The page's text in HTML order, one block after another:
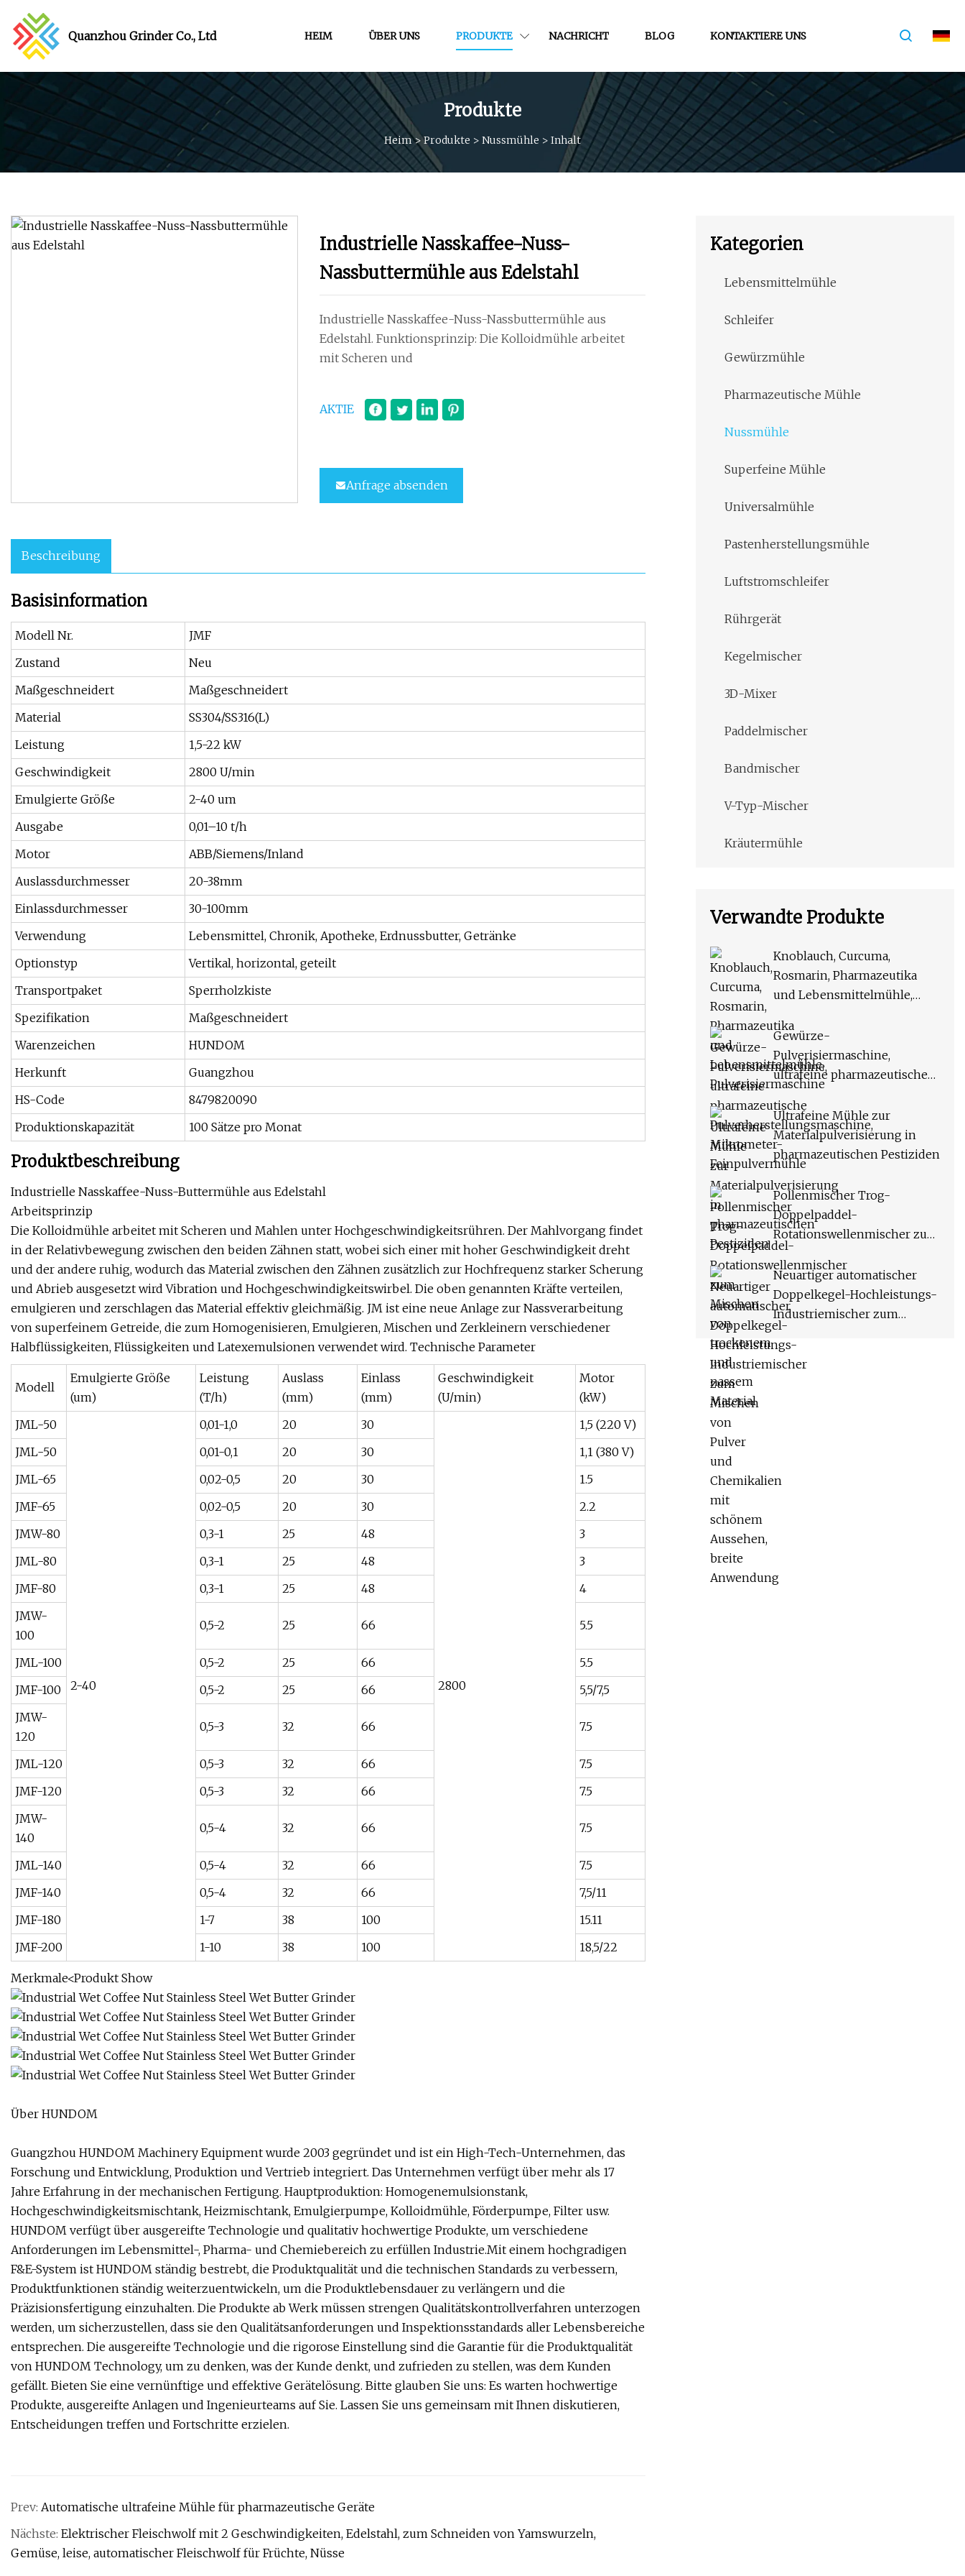
Quanzhou Grinder Co., Ltd HEIM ÜBER UNS PRODUKTE NACHRICHT BLOG KONTAKTIERE UNS
Produkte
Heim>Produkte > Nussmühle > Inhalt
Industrielle Nasskaffee-Nuss-
Nassbuttermühle aus Edelstahl
Industrielle Nasskaffee-Nuss-Nassbuttermühle aus
Edelstahl. Funktionsprinzip: Die Kolloidmühle arbeitet
mit Scheren und
AKTIE
Anfrage absenden
Beschreibung
Basisinformation
Modell Nr.
JMF
Zustand
Neu
Maßgeschneidert
Maßgeschneidert
Material
SS304/SS316(L)
Leistung
1,5-22 kW
Geschwindigkeit
2800 U/min
Emulgierte Größe
2-40 um
Ausgabe
0,01–10 t/h
Motor
ABB/Siemens/Inland
Auslassdurchmesser
20-38mm
Einlassdurchmesser
30-100mm
Verwendung
Lebensmittel, Chronik, Apotheke, Erdnussbutter, Getränke
Optionstyp
Vertikal, horizontal, geteilt
Transportpaket
Sperrholzkiste
Spezifikation
Maßgeschneidert
Warenzeichen
HUNDOM
Herkunft
Guangzhou
HS-Code
8479820090
Produktionskapazität
100 Sätze pro Monat
Produktbeschreibung
Industrielle Nasskaffee-Nuss-Buttermühle aus Edelstahl
Arbeitsprinzip
Die Kolloidmühle arbeitet mit Scheren und Mahlen unter Hochgeschwindigkeitsrühren. Der Mahlvorgang findet
in der Relativbewegung zwischen den beiden Zähnen statt, wobei sich einer mit hoher Geschwindigkeit dreht
und der andere ruhig, wodurch das Material zwischen den Zähnen zusätzlich zur Hochfrequenz starker Scherung
und Abrieb ausgesetzt wird Vibration und Hochgeschwindigkeitswirbel. Die oben genannten Kräfte verteilen,
emulgieren und zerschlagen das Material effektiv gleichmäßig. JM ist eine neue Anlage zur Nassverarbeitung
von superfeinem Getreide, die zum Homogenisieren, Emulgieren, Mischen und Zerkleinern verschiedener
Halbflüssigkeiten, Flüssigkeiten und Latexemulsionen verwendet wird. Technische Parameter
Modell
Emulgierte Größe
(um)
Leistung
(T/h)
Auslass
(mm)
Einlass
(mm)
Geschwindigkeit
(U/min)
Motor
(kW)
JML-50
2-40
0,01-1,0 20 30
2800
1,5 (220 V)
JML-50
0,01-0,1 20 30
1,1 (380 V)
JML-65
0,02-0,5 20 30
1.5
JMF-65
0,02-0,5 20 30
2.2
JMW-80
0,3-1 25 48
3
JML-80
0,3-1 25 48
3
JMF-80
0,3-1 25 48
4
JMW-
100
0,5-2 25 66 5.5
JML-100 0,5-2 25 66
5.5
JMF-100
0,5-2 25 66
5,5/7,5
JMW-
120
0,5-3 32 66 7.5
JML-120 0,5-3 32 66
7.5
JMF-120
0,5-3 32 66
7.5
JMW-
140
0,5-4 32 66 7.5
JML-140 0,5-4 32 66
7.5
JMF-140
0,5-4 32 66
7,5/11
JMF-180
1-7 38 100
15.11
JMF-200
1-10 38 100 18,5/22
Merkmale<Produkt Show
Über HUNDOM
Guangzhou HUNDOM Machinery Equipment wurde 2003 gegründet und ist ein High-Tech-Unternehmen, das
Forschung und Entwicklung, Produktion und Vertrieb integriert. Das Unternehmen verfügt über mehr als 17
Jahre Erfahrung in der mechanischen Fertigung. Hauptproduktion: Homogenemulsionstank,
Hochgeschwindigkeitsmischtank, Heizmischtank, Emulgierpumpe, Kolloidmühle, Förderpumpe, Filter usw.
HUNDOM verfügt über ausgereifte Technologie und qualitativ hochwertige Produkte, um verschiedene
Anforderungen im Lebensmittel-, Pharma- und Chemiebereich zu erfüllen Industrie.Mit einem hochgradigen
F&E-System ist HUNDOM ständig bestrebt, die Produktqualität und die technischen Standards zu verbessern,
Produktfunktionen ständig weiterzuentwickeln, um die Produktlebensdauer zu verlängern und die
Präzisionsfertigung einzuhalten. Die Produkte ab Werk müssen strengen Qualitätskontrollverfahren unterzogen
werden, um sicherzustellen, dass sie den Qualitätsanforderungen und Inspektionsstandards aller Lebensbereiche
entsprechen. Die ausgereifte Technologie und die rigorose Einstellung sind die Garantie für die Produktqualität
von HUNDOM Technology, um zu denken, was der Kunde denkt, und zufrieden zu stellen, was dem Kunden
gefällt. Bieten Sie eine vernünftige und effektive Gerätelösung. Bitte glauben Sie uns: Es warten hochwertige
Produkte, ausgereifte Anlagen und Ingenieurteams auf Sie. Lassen Sie uns gemeinsam mit Ihnen diskutieren,
Entscheidungen treffen und Fortschritte erzielen.
Prev: Automatische ultrafeine Mühle für pharmazeutische Geräte
Nächste: Elektrischer Fleischwolf mit 2 Geschwindigkeiten, Edelstahl, zum Schneiden von Yamswurzeln,
Gemüse, leise, automatischer Fleischwolf für Früchte, Nüsse
Kategorien
Lebensmittelmühle
Schleifer
Gewürzmühle
Pharmazeutische Mühle
Nussmühle
Superfeine Mühle
Universalmühle
Pastenherstellungsmühle
Luftstromschleifer
Rührgerät
Kegelmischer
3D-Mixer
Paddelmischer
Bandmischer
V-Typ-Mischer
Kräutermühle
Verwandte Produkte
Knoblauch, Curcuma,
Rosmarin, Pharmazeutika
und Lebensmittelmühle,
Gewürze-
Pulverisiermaschine,
ultrafeine pharmazeutische
Mikrometer-
Feinpulvermühle
Ultrafeine Mühle zur
Materialpulverisierung in
pharmazeutischen Pestiziden
Pollenmischer Trog-
Doppelpaddel-
Rotationswellenmischer zum
Mischen von trockenem und
nassem Material
Neuartiger automatischer
Doppelkegel-Hochleistungs-
Industriemischer zum
Mischen von Pulver und
Chemikalien mit schönem
Aussehen, breite Anwendung